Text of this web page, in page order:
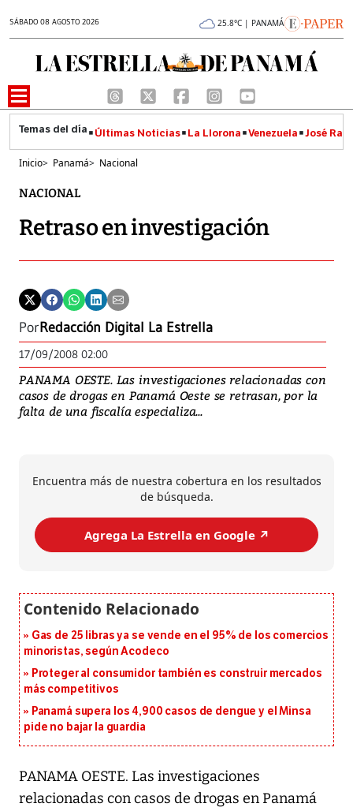
SÁBADO 08 AGOSTO 2026 25.8°C | PANAMÁ
Últimas Noticias La Llorona Venezuela José
Inicio> Panamá> Nacional
NACIONAL
Retraso en investigación
PorRedacción Digital La Estrella
17/09/2008 02:00
PANAMA OESTE. Las investigaciones relacionadas con
casos de drogas en Panamá Oeste se retrasan, por la
falta de una fiscalía especializa...
Encuentra más de nuestra cobertura en los resultados
de búsqueda.
Agrega La Estrella en Google ↗️
Gas de 25 libras ya se vende en el 95% de los comercios
minoristas, según Acodeco
Proteger al consumidor también es construir mercados
más competitivos
Panamá supera los 4,900 casos de dengue y el Minsa
pide no bajar la guardia
PANAMA OESTE. Las investigaciones
relacionadas con casos de drogas en Panamá